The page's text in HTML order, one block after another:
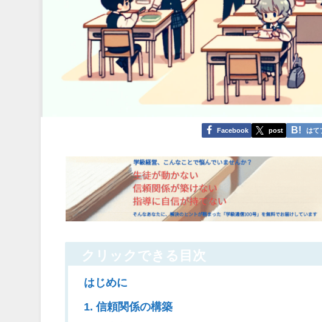
Facebook post はて
クリックできる目次
はじめに
1. 信頼関係の構築